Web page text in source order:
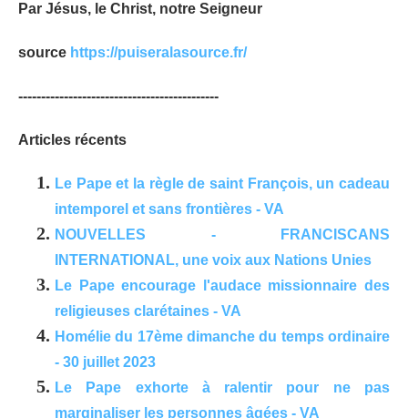
Par Jésus, le Christ, notre Seigneur
source https://puiseralasource.fr/
--------------------------------------------
Articles récents
Le Pape et la règle de saint François, un cadeau
intemporel et sans frontières - VA
NOUVELLES - FRANCISCANS
INTERNATIONAL, une voix aux Nations Unies
Le Pape encourage l'audace missionnaire des
religieuses clarétaines - VA
Homélie du 17ème dimanche du temps ordinaire
- 30 juillet 2023
Le Pape exhorte à ralentir pour ne pas
marginaliser les personnes âgées - VA